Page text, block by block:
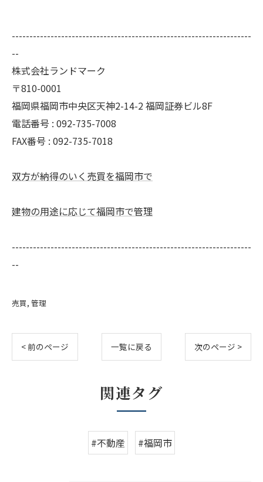
--------------------------------------------------------------------
--
株式会社ランドマーク
〒810-0001
福岡県福岡市中央区天神2-14-2 福岡証券ビル8F
電話番号 : 092-735-7008
FAX番号 : 092-735-7018
双方が納得のいく売買を福岡市で
建物の用途に応じて福岡市で管理
--------------------------------------------------------------------
--
売買 管理
< 前のページ 一覧に戻る 次のページ >
関連タグ
#不動産 #福岡市